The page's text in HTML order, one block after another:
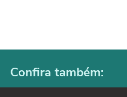
Confira também: